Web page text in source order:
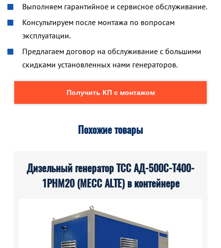
Выполняем гарантийное и сервисное обслуживание.
Консультируем после монтажа по вопросам
эксплуатации.
Предлагаем договор на обслуживание с большими
скидками установленных нами генераторов.
Получить КП с монтажом
Похожие товары
Дизельный генератор ТСС АД-500С-Т400-
1РНМ20 (MECC ALTE) в контейнере